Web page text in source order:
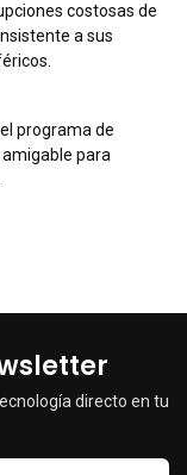
costosas de
a sus
programa de
para
directo en tu